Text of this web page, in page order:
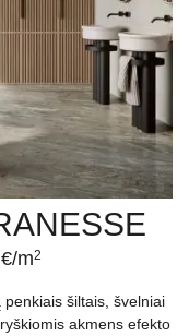
m2
šiltais, švelniai
akmens efekto